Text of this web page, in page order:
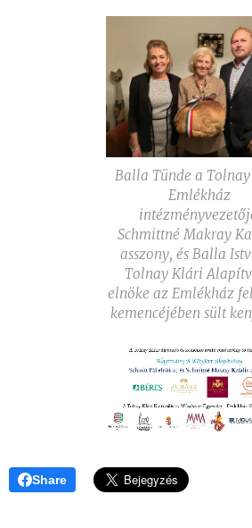
Balla Tünde a
Emlékház
Schmittné Makray
asszony, és Balla
Tolnay Klári
elnöke az Emlékház
kemencéjében sült
Share